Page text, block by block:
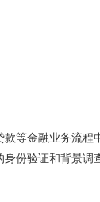
款等金融业务流程
身份验证和背景调